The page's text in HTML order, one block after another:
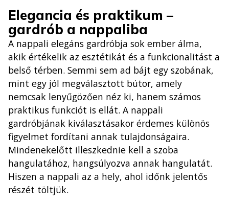
Elegancia és praktikum –
gardrób a nappaliba
A nappali elegáns gardróbja sok ember álma,
akik értékelik az esztétikát és a funkcionalitást a
belső térben. Semmi sem ad bájt egy szobának,
mint egy jól megválasztott bútor, amely
nemcsak lenyűgözően néz ki, hanem számos
praktikus funkciót is ellát. A nappali
gardróbjának kiválasztásakor érdemes különös
figyelmet fordítani annak tulajdonságaira.
Mindenekelőtt illeszkednie kell a szoba
hangulatához, hangsúlyozva annak hangulatát.
Hiszen a nappali az a hely, ahol időnk jelentős
részét töltjük.